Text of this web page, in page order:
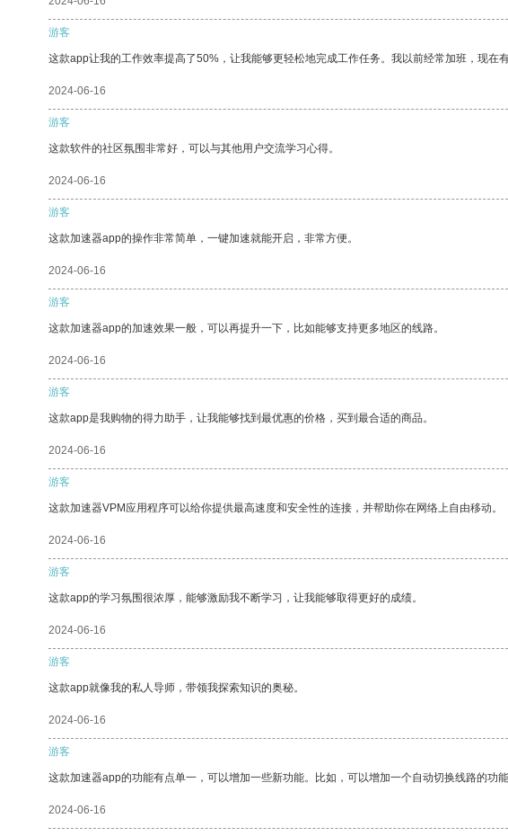
游客
这款app让我的工作效率提高了50%，让我能够更轻松地完成工作任务。我以前经常加班，现在
2024-06-16
游客
这款软件的社区氛围非常好，可以与其他用户交流学习心得。
2024-06-16
游客
这款加速器app的操作非常简单，一键加速就能开启，非常方便。
2024-06-16
游客
这款加速器app的加速效果一般，可以再提升一下，比如能够支持更多地区的线路。
2024-06-16
游客
这款app是我购物的得力助手，让我能够找到最优惠的价格，买到最合适的商品。
2024-06-16
游客
这款加速器VPM应用程序可以给你提供最高速度和安全性的连接，并帮助你在网络上自由移动。
2024-06-16
游客
这款app的学习氛围很浓厚，能够激励我不断学习，让我能够取得更好的成绩。
2024-06-16
游客
这款app就像我的私人导师，带领我探索知识的奥秘。
2024-06-16
游客
这款加速器app的功能有点单一，可以增加一些新功能。比如，可以增加一个自动切换线路的功
2024-06-16